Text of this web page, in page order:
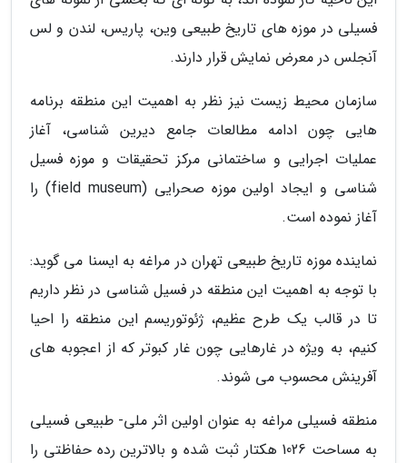
فسیلی در موزه های تاریخ طبیعی وین، پاریس، لندن و لس
آنجلس در معرض نمایش قرار دارند.
سازمان محیط زیست نیز نظر به اهمیت این منطقه برنامه
هایی چون ادامه مطالعات جامع دیرین شناسی، آغاز
عملیات اجرایی و ساختمانی مرکز تحقیقات و موزه فسیل
شناسی و ایجاد اولین موزه صحرایی (field museum) را
آغاز نموده است.
نماینده موزه تاریخ طبیعی تهران در مراغه به ایسنا می گوید:
با توجه به اهمیت این منطقه در فسیل شناسی در نظر داریم
تا در قالب یک طرح عظیم، ژئوتوریسم این منطقه را احیا
کنیم، به ویژه در غارهایی چون غار کبوتر که از اعجوبه های
آفرینش محسوب می شوند.
منطقه فسیلی مراغه به عنوان اولین اثر ملی- طبیعی فسیلی
به مساحت 1026 هکتار ثبت شده و بالاترین رده حفاظتی را